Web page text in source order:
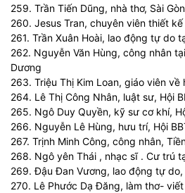
259. Trần Tiến Dũng, nhà thơ, Sài Gòn
260. Jesus Tran, chuyên viên thiết kế
261. Trần Xuân Hoài, lao động tự do
262. Nguyễn Văn Hùng, công nhân
Dương
263. Triệu Thị Kim Loan, giáo viên về
264. Lê Thị Công Nhân, luật sư, Hội
265. Ngô Duy Quyền, kỹ sư cơ khí,
266. Nguyễn Lê Hùng, hưu trí, Hội
267. Trịnh Minh Công, công nhân,
268. Ngô yên Thái , nhạc sĩ . Cư trú
269. Đậu Đan Vương, lao động tự do,
270. Lê Phước Dạ Đăng, làm thơ- viết